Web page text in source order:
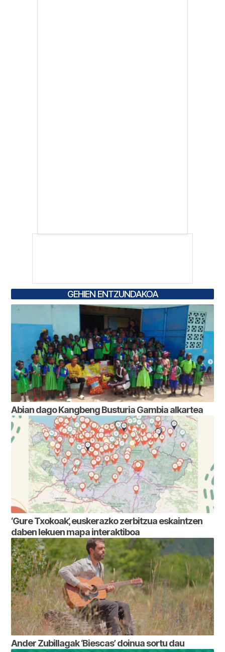
GEHIEN ENTZUNDAKOA
Abian dago Kangbeng Busturia Gambia alkartea
‘Gure Txokoak’, euskerazko zerbitzua eskaintzen
daben lekuen mapa interaktiboa
Ander Zubillagak ‘Biescas’ doinua sortu dau